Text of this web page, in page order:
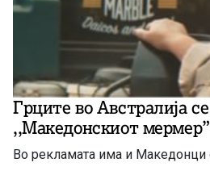
Грците во Австралија
,,Македонскиот
Во рекламата има и Македонци